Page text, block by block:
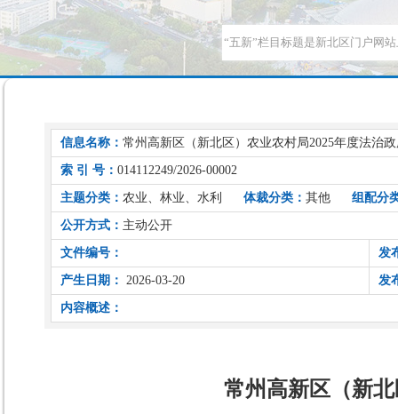
信息名称： 常州高新区（新北区）农业农村局2025年度法治
索 引 号： 014112249/2026-00002
主题分类： 农业、林业、水利 体裁分类： 其他 组配分
公开方式： 主动公开
文件编号： 发
产生日期： 2026-03-20 发
内容概述：
常州高新区（新